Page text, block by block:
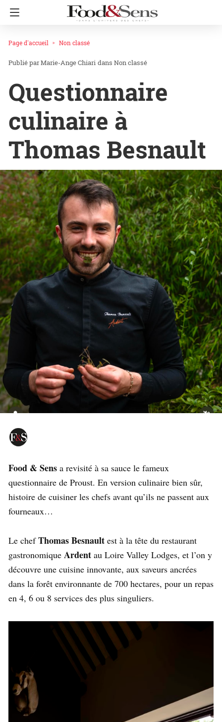
Page d'accueil Non classé
Marie-Ange Chiari dans Non classé
Questionnaire
culinaire à
Thomas Besnault
Food & Sens a revisité à sa sauce le fameux
questionnaire de Proust. En version culinaire bien sûr,
histoire de cuisiner les chefs avant qu’ils ne passent aux
fourneaux…
Le chefThomas Besnault est à la tête du restaurant
gastronomique Ardent au Loire Valley Lodges, et l’on y
découvre une cuisine innovante, aux saveurs ancrées
dans la forêt environnante de 700 hectares, pour un repas
en 4, 6 ou 8 services des plus singuliers.